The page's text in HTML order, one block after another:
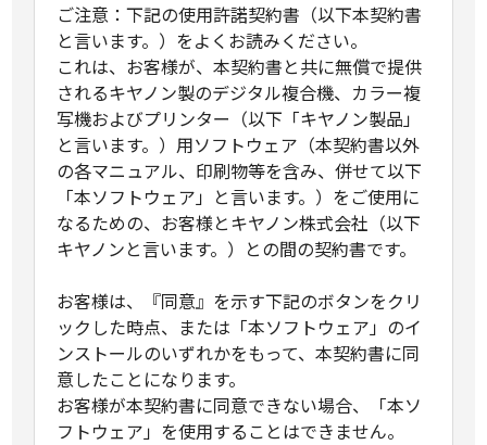
ご注意：下記の使用許諾契約書（以下本契約書
と言います。）をよくお読みください。
これは、お客様が、本契約書と共に無償で提供
されるキヤノン製のデジタル複合機、カラー複
写機およびプリンター（以下「キヤノン製品」
と言います。）用ソフトウェア（本契約書以外
の各マニュアル、印刷物等を含み、併せて以下
「本ソフトウェア」と言います。）をご使用に
なるための、お客様とキヤノン株式会社（以下
キヤノンと言います。）との間の契約書です。
お客様は、『同意』を示す下記のボタンをクリ
ックした時点、または「本ソフトウェア」のイ
ンストールのいずれかをもって、本契約書に同
意したことになります。
お客様が本契約書に同意できない場合、「本ソ
フトウェア」を使用することはできません。